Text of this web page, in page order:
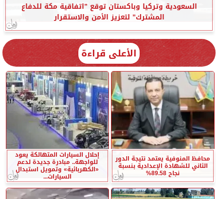
السعودية وتركيا وباكستان توقع ”اتفاقية مكة للدفاع
المشترك” لتعزيز الأمن والاستقرار
الأعلى قراءة
محافظ المنوفية يعتمد نتيجة الدور
الثاني للشهادة الإعدادية بنسبة
نجاح 89.58%
إحلال السيارات المتهالكة يعود
للواجهة.. مبادرة جديدة لدعم
«الكهربائية» وتمويل استبدال
السيارات...